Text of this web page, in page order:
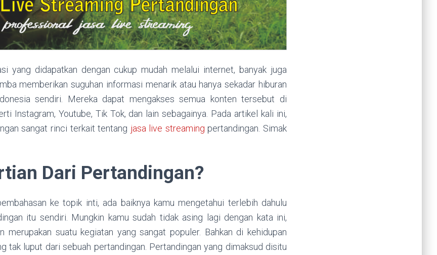
yang didapatkan dengan cukup mudah melalui internet, banyak juga
memberikan suguhan informasi menarik atau hanya sekadar hiburan
sendiri. Mereka dapat mengakses semua konten tersebut di
Instagram, Youtube, Tik Tok, dan lain sebagainya. Pada artikel kali ini,
sangat rinci terkait tentang jasa live streaming pertandingan. Simak
Dari Pertandingan?
ke topik inti, ada baiknya kamu mengetahui terlebih dahulu
itu sendiri. Mungkin kamu sudah tidak asing lagi dengan kata ini,
merupakan suatu kegiatan yang sangat populer. Bahkan di kehidupan
tak luput dari sebuah pertandingan. Pertandingan yang dimaksud disitu